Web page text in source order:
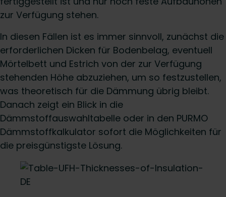
zur Verfügung stehen.
In diesen Fällen ist es immer sinnvoll, zunächst die
erforderlichen Dicken für Bodenbelag, eventuell
Mörtelbett und Estrich von der zur Verfügung
stehenden Höhe abzuziehen, um so festzustellen,
was theoretisch für die Dämmung übrig bleibt.
Danach zeigt ein Blick in die
Dämmstoffauswahltabelle oder in den PURMO
Dämmstoffkalkulator sofort die Möglichkeiten für
die preisgünstigste Lösung.